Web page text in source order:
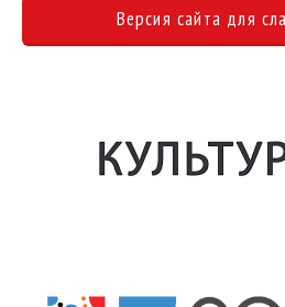
Версия сайта для